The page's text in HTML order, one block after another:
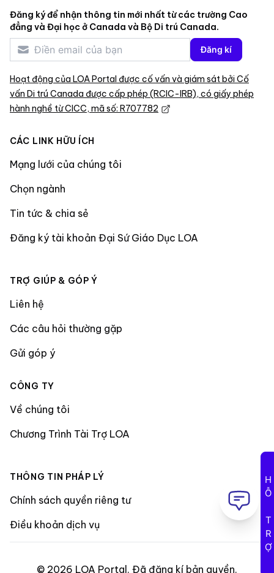
Đăng ký để nhận thông tin mới nhất từ các trường Cao
đẳng và Đại học ở Canada và Bộ Di trú Canada.
Đăng kí
Hoạt động của LOA Portal được cố vấn và giám sát bởi Cố
vấn Di trú Canada được cấp phép (RCIC-IRB), có giấy phép
hành nghề từ CICC, mã số: R707782
CÁC LINK HỮU ÍCH
Mạng lưới của chúng tôi
Chọn ngành
Tin tức & chia sẻ
Đăng ký tài khoản Đại Sứ Giáo Dục LOA
TRỢ GIÚP & GÓP Ý
Liên hệ
Các câu hỏi thường gặp
Gửi góp ý
CÔNG TY
Về chúng tôi
Chương Trình Tài Trợ LOA
THÔNG TIN PHÁP LÝ
Chính sách quyền riêng tư
Điều khoản dịch vụ
© 2026 LOA Portal. Đã đăng kí bản quyền.
HỖ TRỢ